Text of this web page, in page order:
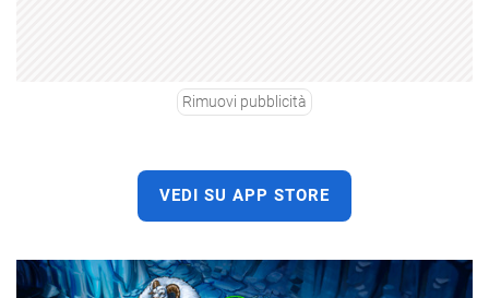
Rimuovi pubblicità
VEDI SU APP STORE